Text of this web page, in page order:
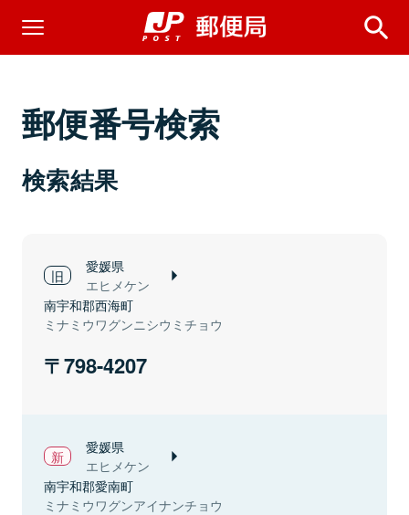
郵便番号検索
検索結果
愛媛県
エヒメケン
南宇和郡西海町
ミナミウワグンニシウミチョウ
798-4207
愛媛県
エヒメケン
南宇和郡愛南町
ミナミウワグンアイナンチョウ